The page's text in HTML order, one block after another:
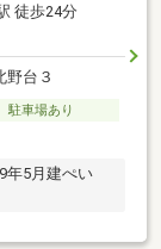
徒歩24分
野台３
駐車場あり
年5月建ぺい